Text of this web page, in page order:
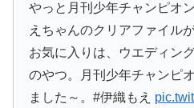
やっと月刊少年チャンピオ
えちゃんのクリアファイル
お気に入りは、ウエディン
のやつ。月刊少年チャンピ
ました～。#伊織もえ